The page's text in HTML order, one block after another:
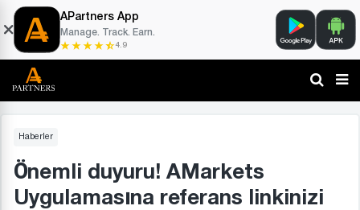
APartners App
Manage. Track. Earn.
4.9
Haberler
Önemli duyuru! AMarkets
Uygulamasına referans linkinizi